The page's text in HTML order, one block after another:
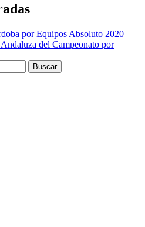
por Equipos Absoluto 2020
del Campeonato por